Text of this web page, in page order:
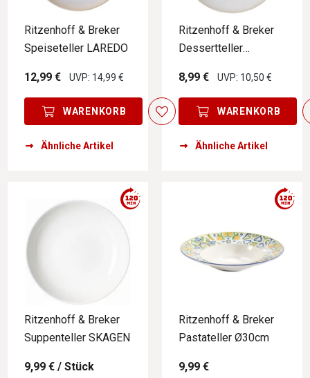
Ritzenhoff & Breker
Speiseteller LAREDO
12,99 € UVP: 14,99 €
WARENKORB
Ähnliche Artikel
Ritzenhoff & Breker
Dessertteller
8,99 €
UVP: 10,50 €
WARENKORB
Ähnliche Artikel
Ritzenhoff & Breker
Suppenteller SKAGEN
9,99 € / Stück
Ritzenhoff & Breker
Pastateller Ø30cm
9,99 €